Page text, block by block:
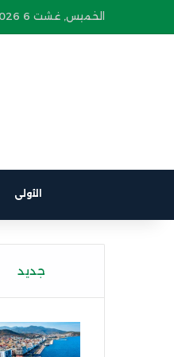
الخميس, غشت 6 2026
الأولى
جديد